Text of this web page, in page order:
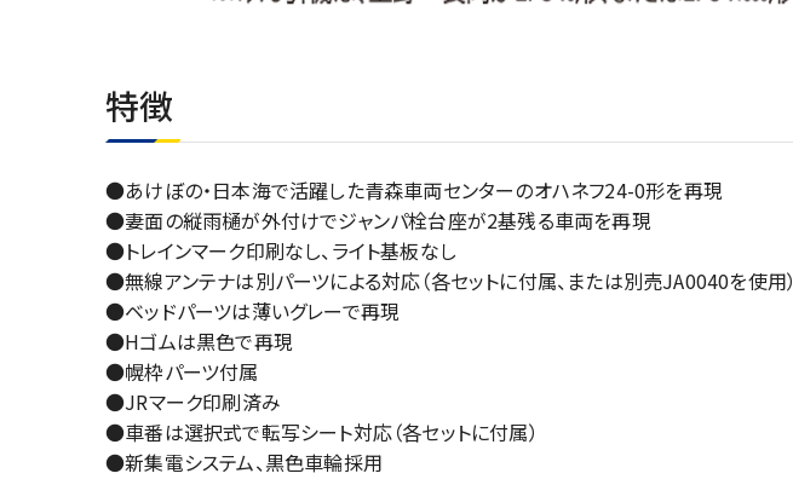
特徴
●あけぼの・日本海で活躍した青森車両センターのオハネフ24-0形を再現
●妻面の縦雨樋が外付けでジャンパ栓台座が2基残る車両を再現
●トレインマーク印刷なし、ライト基板なし
●無線アンテナは別パーツによる対応（各セットに付属、または別売JA0040を使用）
●ベッドパーツは薄いグレーで再現
●Hゴムは黒色で再現
●幌枠パーツ付属
●JRマーク印刷済み
●車番は選択式で転写シート対応（各セットに付属）
●新集電システム、黒色車輪採用